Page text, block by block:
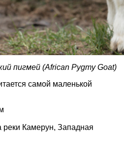
пигмей (African Pygmy Goat)
самой маленькой
Камерун, Западная